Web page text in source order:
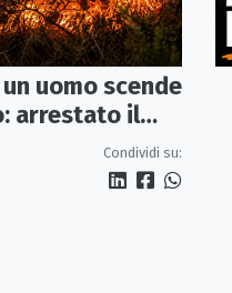
uomo scende
arrestato il
di Morano
Condividi su: